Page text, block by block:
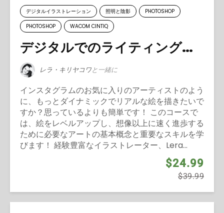
デジタルイラストレーション 照明と陰影
PHOTOSHOP
PHOTOSHOP
WACOM CINTIQ
デジタルでのライティングとシェーディング
レラ・キリヤコワと一緒に
インスタグラムのお気に入りのアーティストのよう
に、もっとダイナミックでリアルな絵を描きたいで
すか？思っているよりも簡単です！ このコースで
は、絵をレベルアップし、想像以上に速く進歩する
ために必要なアートの基本概念と重要なスキルを学
びます！ 経験豊富なイラストレーター、Lera...
$24.99
$39.99